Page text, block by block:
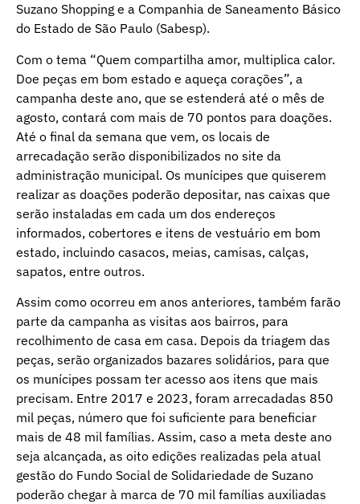
Suzano Shopping e a Companhia de Saneamento Básico
do Estado de São Paulo (Sabesp).
Com o tema “Quem compartilha amor, multiplica calor.
Doe peças em bom estado e aqueça corações”, a
campanha deste ano, que se estenderá até o mês de
agosto, contará com mais de 70 pontos para doações.
Até o final da semana que vem, os locais de
arrecadação serão disponibilizados no site da
administração municipal. Os munícipes que quiserem
realizar as doações poderão depositar, nas caixas que
serão instaladas em cada um dos endereços
informados, cobertores e itens de vestuário em bom
estado, incluindo casacos, meias, camisas, calças,
sapatos, entre outros.
Assim como ocorreu em anos anteriores, também farão
parte da campanha as visitas aos bairros, para
recolhimento de casa em casa. Depois da triagem das
peças, serão organizados bazares solidários, para que
os munícipes possam ter acesso aos itens que mais
precisam. Entre 2017 e 2023, foram arrecadadas 850
mil peças, número que foi suficiente para beneficiar
mais de 48 mil famílias. Assim, caso a meta deste ano
seja alcançada, as oito edições realizadas pela atual
gestão do Fundo Social de Solidariedade de Suzano
poderão chegar à marca de 70 mil famílias auxiliadas